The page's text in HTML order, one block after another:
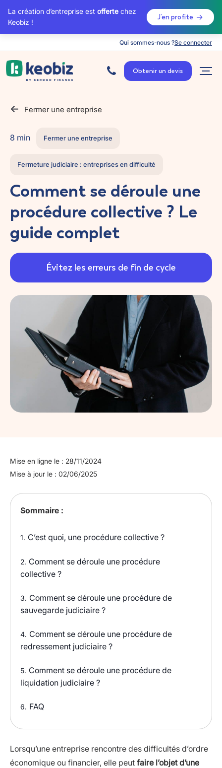
La création d’entreprise est offerte chez
Keobiz !
J’en profite
Qui sommes-nous ?Se connecter
c
c
u
Obtenir un devis
Fermer une entreprise
8 min Fermer une entreprise
Fermeture judiciaire : entreprises en difficulté
Comment se déroule une
procédure collective ? Le
guide complet
Évitez les erreurs de fin de cycle
Mise en ligne le : 28/11/2024
Mise à jour le : 02/06/2025
Sommaire :
1. C’est quoi, une procédure collective ?
2. Comment se déroule une procédure
collective ?
3. Comment se déroule une procédure de
sauvegarde judiciaire ?
4. Comment se déroule une procédure de
redressement judiciaire ?
5. Comment se déroule une procédure de
liquidation judiciaire ?
6. FAQ
Lorsqu’une entreprise rencontre des difficultés d’ordre
économique ou financier, elle peut faire l’objet d’une